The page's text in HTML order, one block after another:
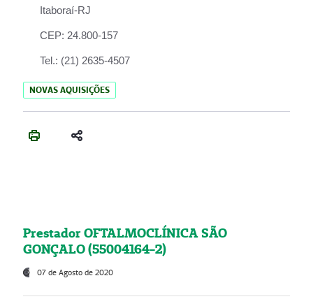
Itaboraí-RJ
CEP: 24.800-157
Tel.: (21) 2635-4507
NOVAS AQUISIÇÕES
Prestador OFTALMOCLÍNICA SÃO
GONÇALO (55004164-2)
07 de Agosto de 2020